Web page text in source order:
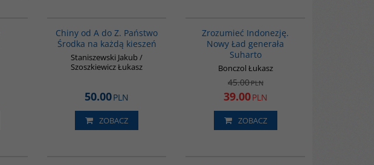
Chiny od A do Z. Państwo
Środka na każdą kieszeń
Staniszewski Jakub /
Szoszkiewicz Łukasz
50.00PLN
ZOBACZ
Zrozumieć Indonezję.
Nowy Ład generała
Suharto
Bonczol Łukasz
45.00PLN
39.00PLN
ZOBACZ